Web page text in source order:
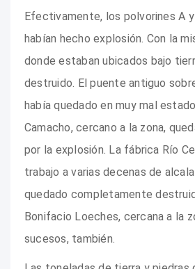
Efectivamente, los polvorines A y
habían hecho explosión. Con la
donde estaban ubicados bajo
destruido. El puente antiguo
había quedado en muy mal
Camacho, cercano a la zona,
por la explosión. La fábrica Río
trabajo a varias decenas de
quedado completamente
Bonifacio Loeches, cercana a la
sucesos, también.